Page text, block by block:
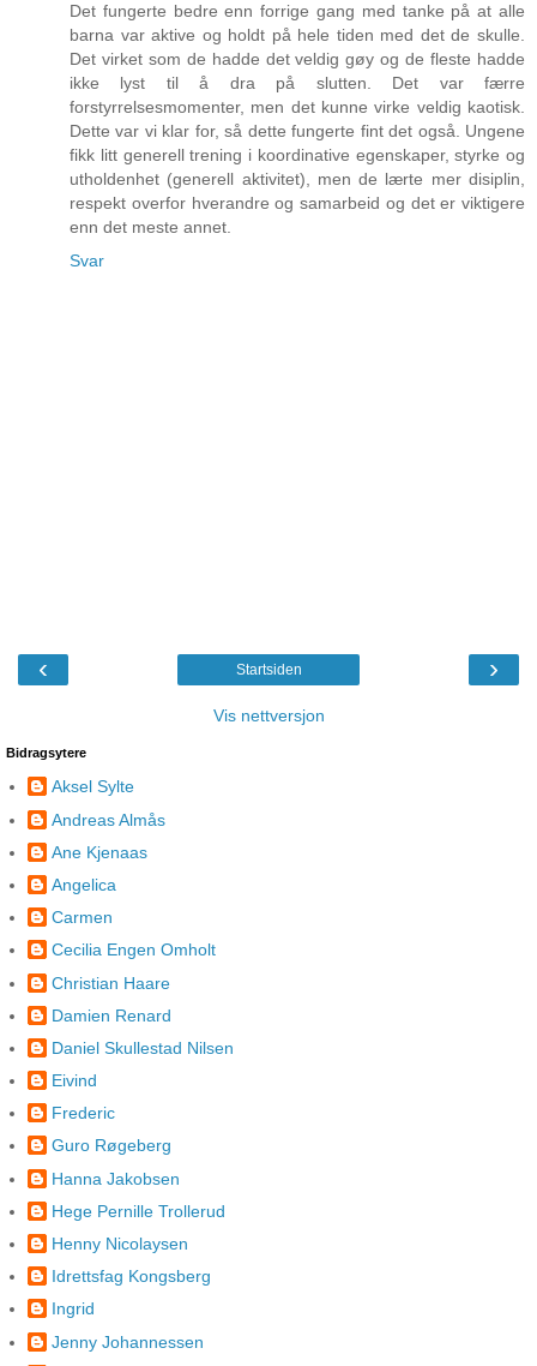
Det fungerte bedre enn forrige gang med tanke på at alle
barna var aktive og holdt på hele tiden med det de skulle.
Det virket som de hadde det veldig gøy og de fleste hadde
ikke lyst til å dra på slutten. Det var færre
forstyrrelsesmomenter, men det kunne virke veldig kaotisk.
Dette var vi klar for, så dette fungerte fint det også. Ungene
fikk litt generell trening i koordinative egenskaper, styrke og
utholdenhet (generell aktivitet), men de lærte mer disiplin,
respekt overfor hverandre og samarbeid og det er viktigere
enn det meste annet.
Svar
‹ ›
Startsiden
Vis nettversjon
Bidragsytere
Aksel Sylte
Andreas Almås
Ane Kjenaas
Angelica
Carmen
Cecilia Engen Omholt
Christian Haare
Damien Renard
Daniel Skullestad Nilsen
Eivind
Frederic
Guro Røgeberg
Hanna Jakobsen
Hege Pernille Trollerud
Henny Nicolaysen
Idrettsfag Kongsberg
Ingrid
Jenny Johannessen